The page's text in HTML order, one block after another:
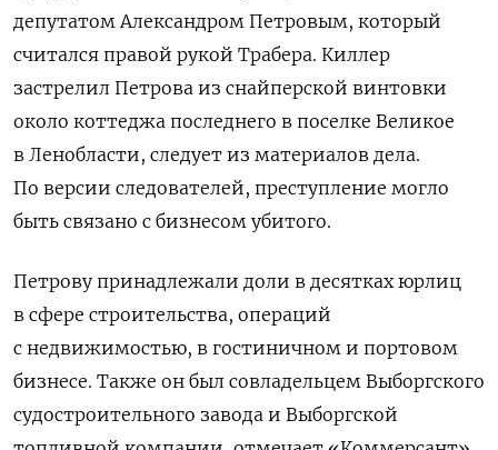
депутатом Александром Петровым, который
считался правой рукой Трабера. Киллер
застрелил Петрова из снайперской винтовки
около коттеджа последнего в поселке Великое
в Ленобласти, следует из материалов дела.
По версии следователей, преступление могло
быть связано с бизнесом убитого.
Петрову принадлежали доли в десятках юрлиц
в сфере строительства, операций
с недвижимостью, в гостиничном и портовом
бизнесе. Также он был совладельцем Выборгского
судостроительного завода и Выборгской